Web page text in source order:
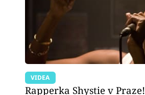
VIDEA
Rapperka Shystie v Praze!